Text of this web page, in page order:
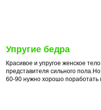
Упругие бедра
Красивое и упругое женское
представителя сильного
60-90 нужно хорошо поработать